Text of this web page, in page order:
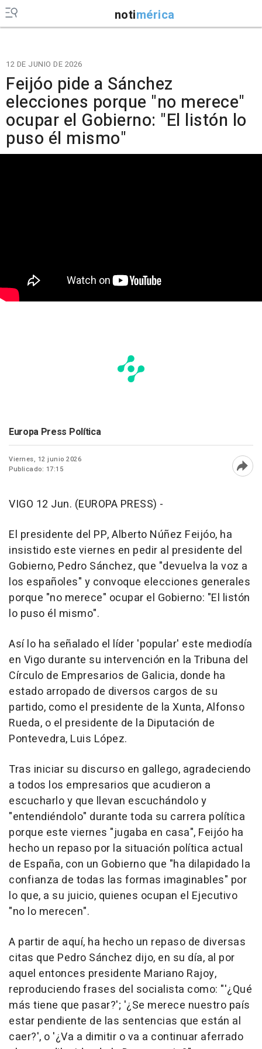
notimérica
12 DE JUNIO DE 2026
Feijóo pide a Sánchez
elecciones porque "no merece"
ocupar el Gobierno: "El listón lo
puso él mismo"
Europa Press Política
Viernes, 12 junio 2026
Publicado: 17:15
VIGO 12 Jun. (EUROPA PRESS) -
El presidente del PP, Alberto Núñez Feijóo, ha
insistido este viernes en pedir al presidente del
Gobierno, Pedro Sánchez, que "devuelva la voz a
los españoles" y convoque elecciones generales
porque "no merece" ocupar el Gobierno: "El listón
lo puso él mismo".
Así lo ha señalado el líder 'popular' este mediodía
en Vigo durante su intervención en la Tribuna del
Círculo de Empresarios de Galicia, donde ha
estado arropado de diversos cargos de su
partido, como el presidente de la Xunta, Alfonso
Rueda, o el presidente de la Diputación de
Pontevedra, Luis López.
Tras iniciar su discurso en gallego, agradeciendo
a todos los empresarios que acudieron a
escucharlo y que llevan escuchándolo y
"entendiéndolo" durante toda su carrera política
porque este viernes "jugaba en casa", Feijóo ha
hecho un repaso por la situación política actual
de España, con un Gobierno que "ha dilapidado la
confianza de todas las formas imaginables" por
lo que, a su juicio, quienes ocupan el Ejecutivo
"no lo merecen".
A partir de aquí, ha hecho un repaso de diversas
citas que Pedro Sánchez dijo, en su día, al por
aquel entonces presidente Mariano Rajoy,
reproduciendo frases del socialista como: "'¿Qué
más tiene que pasar?'; '¿Se merece nuestro país
estar pendiente de las sentencias que están al
caer?', o '¿Va a dimitir o va a continuar aferrado